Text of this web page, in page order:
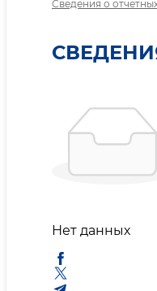
Сведения о
Нет данных